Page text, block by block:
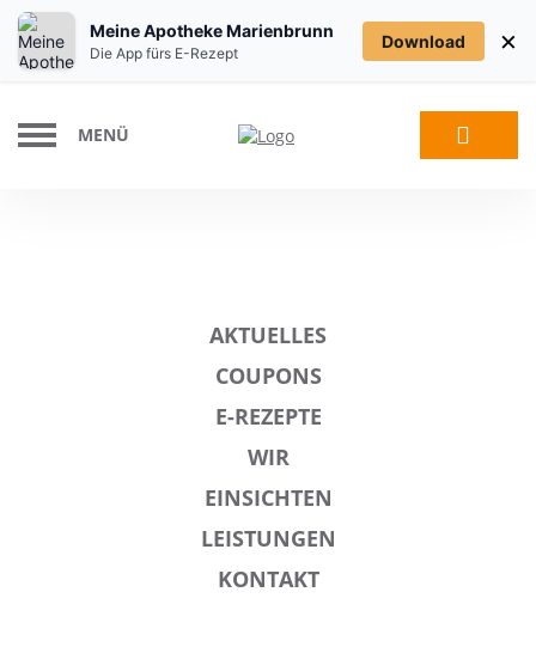
MENÜ
AKTUELLES
COUPONS
E-REZEPTE
WIR
EINSICHTEN
LEISTUNGEN
KONTAKT
Meine Apotheke Marienbrunn
Die App fürs E-Rezept
Download ×